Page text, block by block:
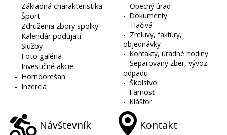
- Základná charakteristika
-Šport
- Združenia zbory spolky
- Kalendár podujatí
-Služby
- Foto galéria
- Investičné akcie
- Hornoorešan
- Inzercia
-Obecný úrad
-Dokumenty
- Tlačivá
- Zmluvy, faktúry,
objednávky
-Kontakty, úradné hodiny
-Separovaný zber, vývoz
odpadu
-Školstvo
-Farnosť
-Kláštor
Návštevník Kontakt